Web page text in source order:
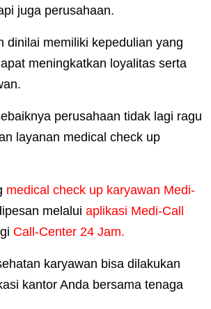
juga perusahaan.
dinilai memiliki kepedulian yang
meningkatkan loyalitas serta
perusahaan tidak lagi ragu
layanan medical check up
medical check up karyawan Medi-
melalui aplikasi Medi-Call
Call-Center 24 Jam.
karyawan bisa dilakukan
kantor Anda bersama tenaga